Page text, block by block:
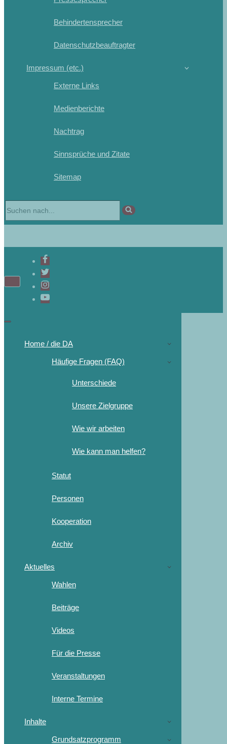
Behindertensprecher
Datenschutzbeauftragter
Impressum (etc.)
Externe Links
Medienberichte
Nachtrag
Sinnsprüche und Zitate
Sitemap
Home / die DA
Häufige Fragen (FAQ)
Unterschiede
Unsere Zielgruppe
Wie wir arbeiten
Wie kann man helfen?
Statut
Personen
Kooperation
Archiv
Aktuelles
Wahlen
Beiträge
Videos
Für die Presse
Veranstaltungen
Interne Termine
Inhalte
Grundsatzprogramm